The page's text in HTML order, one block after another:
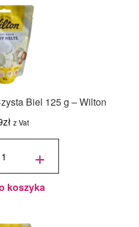
Biel 125 g – Wilton
zł z Vat
+
koszyka